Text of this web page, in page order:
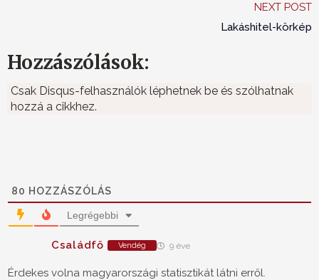
NEXT POST
Lakáshitel-körkép
Hozzászólások:
Csak Disqus-felhasználók léphetnek be és szólhatnak
hozzá a cikkhez.
80 HOZZÁSZÓLÁS
Legrégebbi
Családfő Vendég 9 éve
Érdekes volna magyarországi statisztikát látni erről.